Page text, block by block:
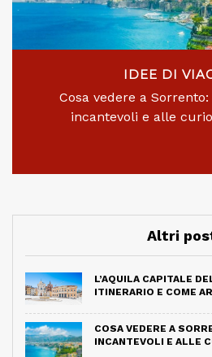
IDEE DI
Cosa vedere a
incantevoli e alle
Altri
L’AQUILA CAPITALE
ITINERARIO E COME
COSA VEDERE A
INCANTEVOLI E ALLE